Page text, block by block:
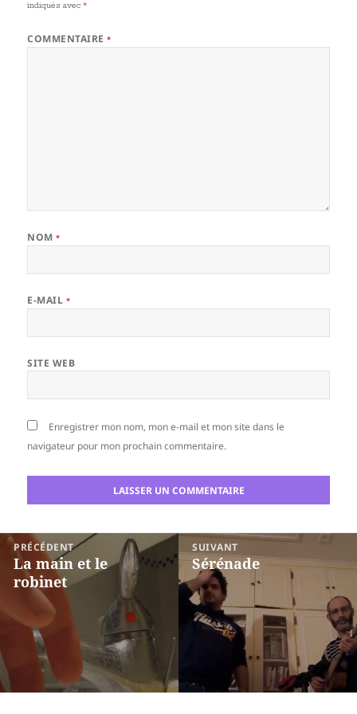
indiqués avec*
COMMENTAIRE*
NOM*
E-MAIL *
SITE WEB
Enregistrer mon nom, mon e-mail et mon site dans le
navigateur pour mon prochain commentaire.
Navigation
de
l’article
PRÉCÉDENT
Article
précédent :
La main et le
robinet
SUIVANT
Article
suivant :
Sérénade